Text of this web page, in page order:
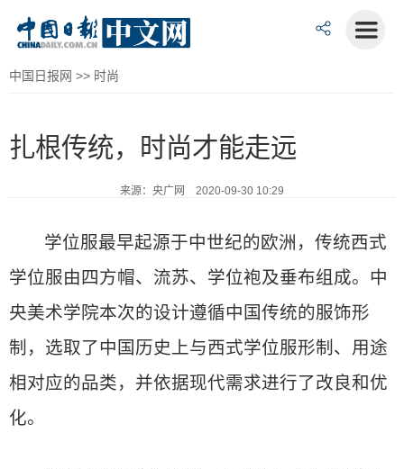
中国日报网 >> 时尚
扎根传统，时尚才能走远
来源：央广网 2020-09-30 10:29
学位服最早起源于中世纪的欧洲，传统西式
学位服由四方帽、流苏、学位袍及垂布组成。中
央美术学院本次的设计遵循中国传统的服饰形
制，选取了中国历史上与西式学位服形制、用途
相对应的品类，并依据现代需求进行了改良和优
化。